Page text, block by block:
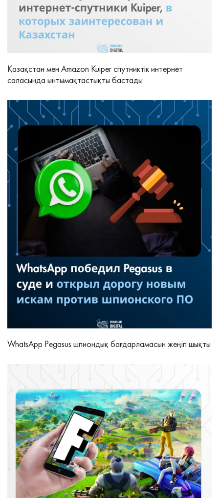
Қазақстан мен Amazon Kuiper спутниктік интернет
саласында ынтымақтастықты бастады
WhatsApp Pegasus шпиондық бағдарламасын жеңіп шықты